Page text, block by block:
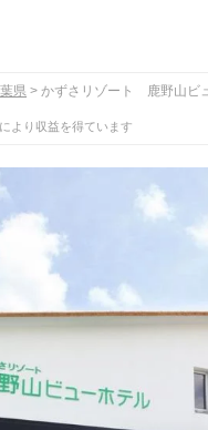
県 かずさリゾート 鹿野山ビ
より収益を得ています